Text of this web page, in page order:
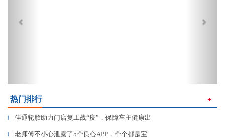
热门排行 ＋
▎ 佳通轮胎助力门店复工战“疫”，保障车主健康出
▎ 老师傅不小心泄露了5个良心APP，个个都是宝